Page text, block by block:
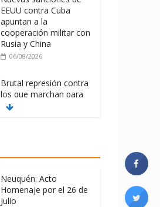
EEUU contra Cuba
apuntan a la
cooperación militar con
Rusia y China
06/08/2026
Brutal represión contra
los que marchan para
que no se venda la
La ONU condena
contra Cuba
06/08/2026
Neuquén: Acto
Homenaje por el 26 de
Julio